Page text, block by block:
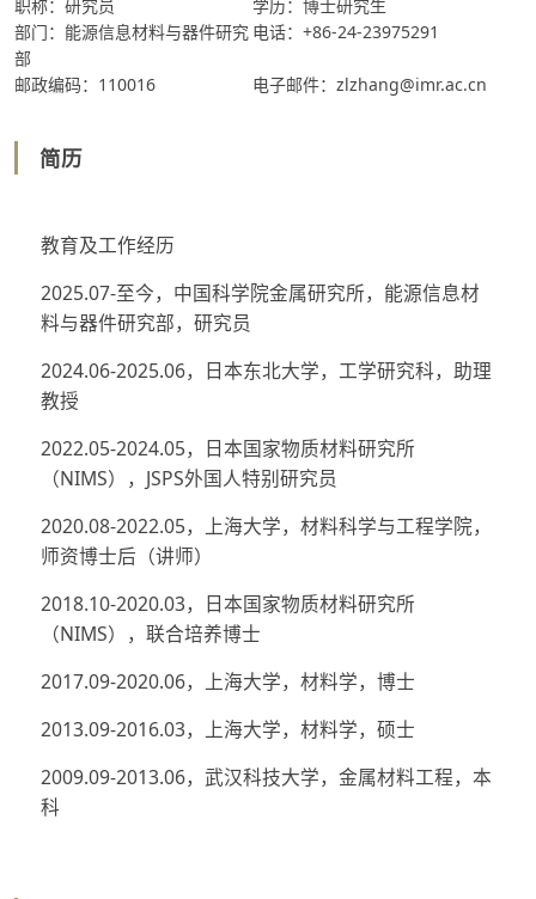
职称：研究员
学历：博士研究生
部门：能源信息材料与器件研究
部
电话：+86-24-23975291
邮政编码：110016 电子邮件：zlzhang@imr.ac.cn
简历
教育及工作经历
2025.07-至今，中国科学院金属研究所，能源信息材
料与器件研究部，研究员
2024.06-2025.06，日本东北大学，工学研究科，助理
教授
2022.05-2024.05，日本国家物质材料研究所
（NIMS），JSPS外国人特别研究员
2020.08-2022.05，上海大学，材料科学与工程学院，
师资博士后（讲师）
2018.10-2020.03，日本国家物质材料研究所
（NIMS），联合培养博士
2017.09-2020.06，上海大学，材料学，博士
2013.09-2016.03，上海大学，材料学，硕士
2009.09-2013.06，武汉科技大学，金属材料工程，本
科